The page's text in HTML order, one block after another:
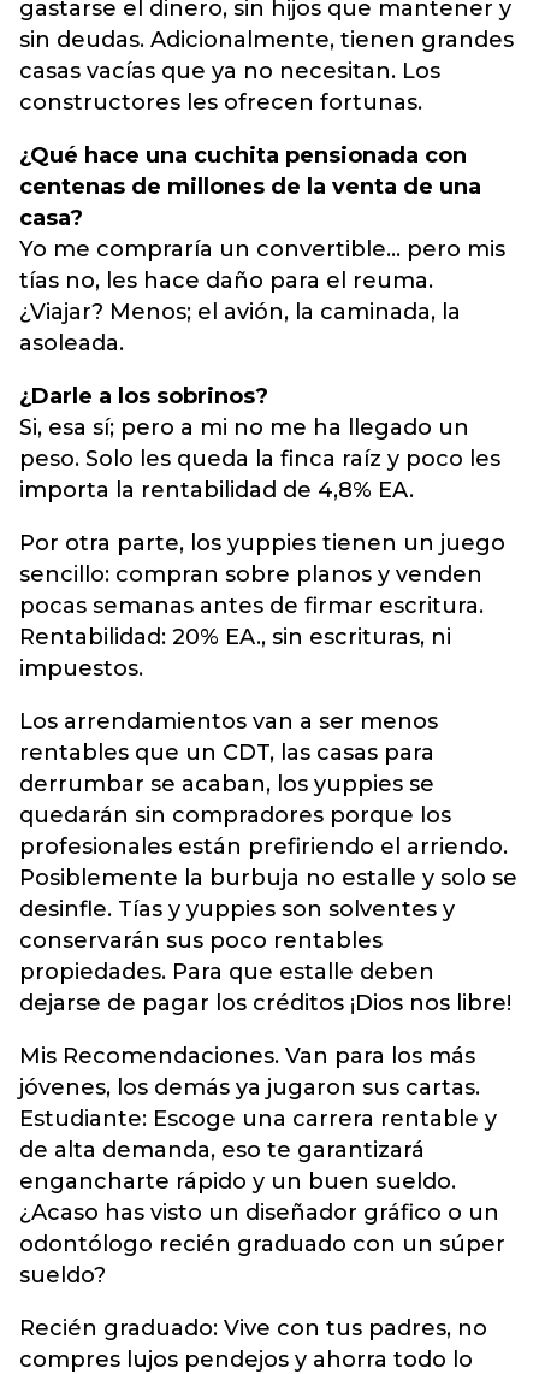
gastarse el dinero, sin hijos que mantener y
sin deudas. Adicionalmente, tienen grandes
casas vacías que ya no necesitan. Los
constructores les ofrecen fortunas.
¿Qué hace una cuchita pensionada con
centenas de millones de la venta de una
casa?
Yo me compraría un convertible... pero mis
tías no, les hace daño para el reuma.
¿Viajar? Menos; el avión, la caminada, la
asoleada.
¿Darle a los sobrinos?
Si, esa sí; pero a mi no me ha llegado un
peso. Solo les queda la finca raíz y poco les
importa la rentabilidad de 4,8% EA.
Por otra parte, los yuppies tienen un juego
sencillo: compran sobre planos y venden
pocas semanas antes de firmar escritura.
Rentabilidad: 20% EA., sin escrituras, ni
impuestos.
Los arrendamientos van a ser menos
rentables que un CDT, las casas para
derrumbar se acaban, los yuppies se
quedarán sin compradores porque los
profesionales están prefiriendo el arriendo.
Posiblemente la burbuja no estalle y solo se
desinfle. Tías y yuppies son solventes y
conservarán sus poco rentables
propiedades. Para que estalle deben
dejarse de pagar los créditos ¡Dios nos libre!
Mis Recomendaciones. Van para los más
jóvenes, los demás ya jugaron sus cartas.
Estudiante: Escoge una carrera rentable y
de alta demanda, eso te garantizará
engancharte rápido y un buen sueldo.
¿Acaso has visto un diseñador gráfico o un
odontólogo recién graduado con un súper
sueldo?
Recién graduado: Vive con tus padres, no
compres lujos pendejos y ahorra todo lo